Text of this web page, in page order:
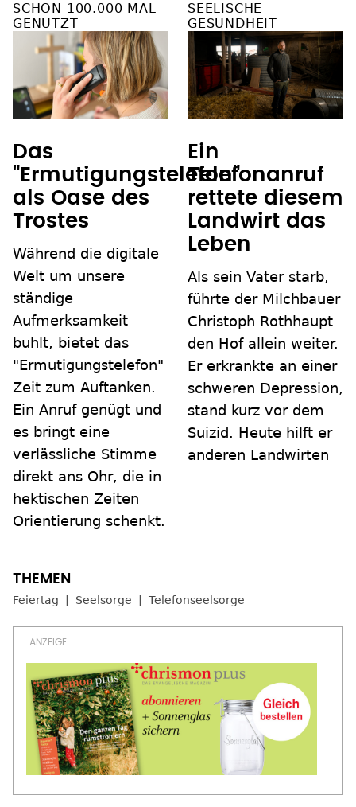
SCHON 100.000 MAL
GENUTZT
Das
"Ermutigungstelefon"
als Oase des
Trostes
Während die digitale
Welt um unsere
ständige
Aufmerksamkeit
buhlt, bietet das
"Ermutigungstelefon"
Zeit zum Auftanken.
Ein Anruf genügt und
es bringt eine
verlässliche Stimme
direkt ans Ohr, die in
hektischen Zeiten
Orientierung schenkt.
SEELISCHE
GESUNDHEIT
Ein
Telefonanruf
rettete diesem
Landwirt das
Leben
Als sein Vater starb,
führte der Milchbauer
Christoph Rothhaupt
den Hof allein weiter.
Er erkrankte an einer
schweren Depression,
stand kurz vor dem
Suizid. Heute hilft er
anderen Landwirten
Feiertag Seelsorge Telefonseelsorge